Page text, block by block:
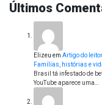
Últimos
Elizeu em Artigo do
Famílias, histórias e
Brasil tá infestado de
YouTube aparece uma…